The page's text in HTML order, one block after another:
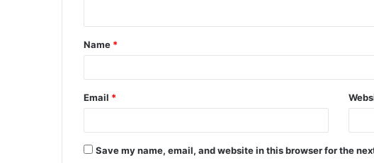
t
*
Name *
Email *
Save my name, email, and website in this browser for the